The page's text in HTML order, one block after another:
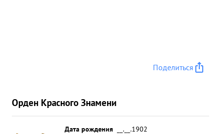
Поделиться
Орден Красного Знамени
Дата рождения
__.__.1902